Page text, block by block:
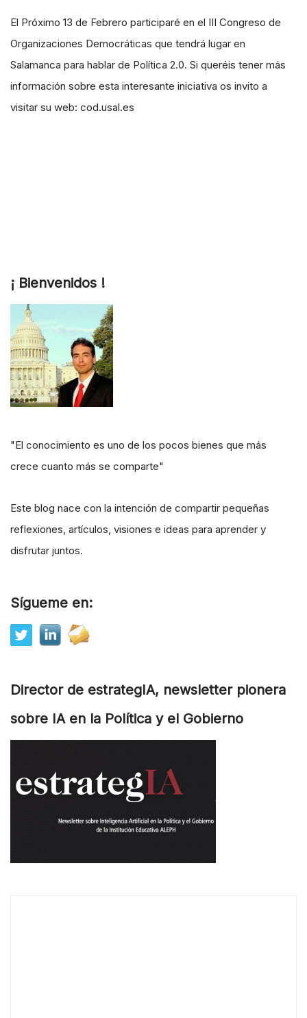
El Próximo 13 de Febrero participaré en el III Congreso de
Organizaciones Democráticas que tendrá lugar en
Salamanca para hablar de Política 2.0. Si queréis tener más
información sobre esta interesante iniciativa os invito a
visitar su web: cod.usal.es
¡ Bienvenidos !
"El conocimiento es uno de los pocos bienes que más
crece cuanto más se comparte"
Este blog nace con la intención de compartir pequeñas
reflexiones, artículos, visiones e ideas para aprender y
disfrutar juntos.
Sígueme en:
Director de estrategIA, newsletter pionera
sobre IA en la Política y el Gobierno